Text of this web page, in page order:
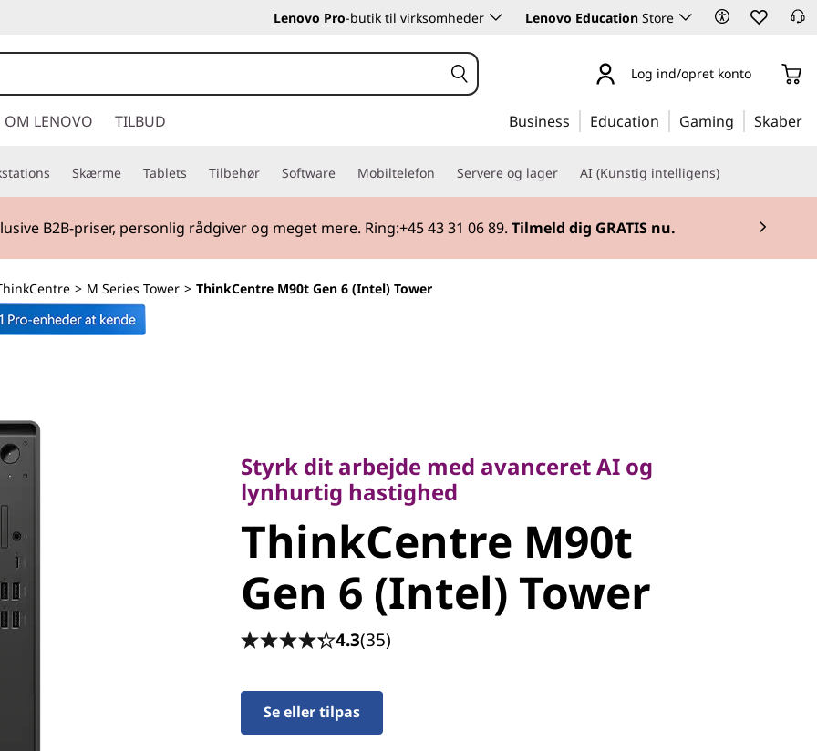
Lenovo Pro-butik til virksomheder Lenovo Education Store
Log ind/opret konto
OM LENOVO TILBUD Business Education Gaming Skaber
Skærme Tablets Tilbehør Software Mobiltelefon Servere og lager AI (Kunstig intelligens)
B2B-priser, personlig rådgiver og meget mere. Ring:+45 43 31 06 89. Tilmeld dig GRATIS nu.
> M Series Tower > ThinkCentre M90t Gen 6 (Intel) Tower
ThinkCentre M90t
Gen 6 (Intel) Tower
Styrk dit arbejde med avanceret AI og
lynhurtig hastighed
ThinkCentre M90t
Gen 6 (Intel) Tower
4.3(35)
Se eller tilpas